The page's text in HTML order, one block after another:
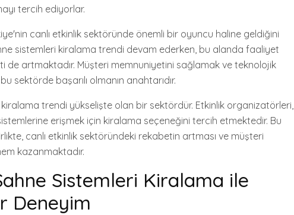
tercih ediyorlar.
canlı etkinlik sektöründe önemli bir oyuncu haline geldiğini
sistemleri kiralama trendi devam ederken, bu alanda faaliyet
de artmaktadır. Müşteri memnuniyetini sağlamak ve teknolojik
sektörde başarılı olmanın anahtarıdır.
trendi yükselişte olan bir sektördür. Etkinlik organizatörleri,
erişmek için kiralama seçeneğini tercih etmektedir. Bu
canlı etkinlik sektöründeki rekabetin artması ve müşteri
kazanmaktadır.
Sistemleri Kiralama ile
Deneyim